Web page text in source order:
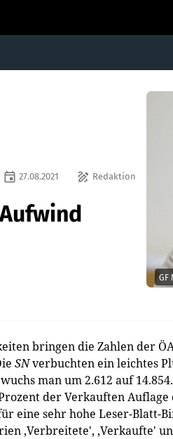
GF
draw Redaktion
event 27.08.2021
bringen die Zahlen der
SNverbuchten ein leichtes
man um 2.612 auf
der Verkauften Auflage
eine sehr hohe Leser-Blatt-
‚Verbreitete', ‚Verkaufte'